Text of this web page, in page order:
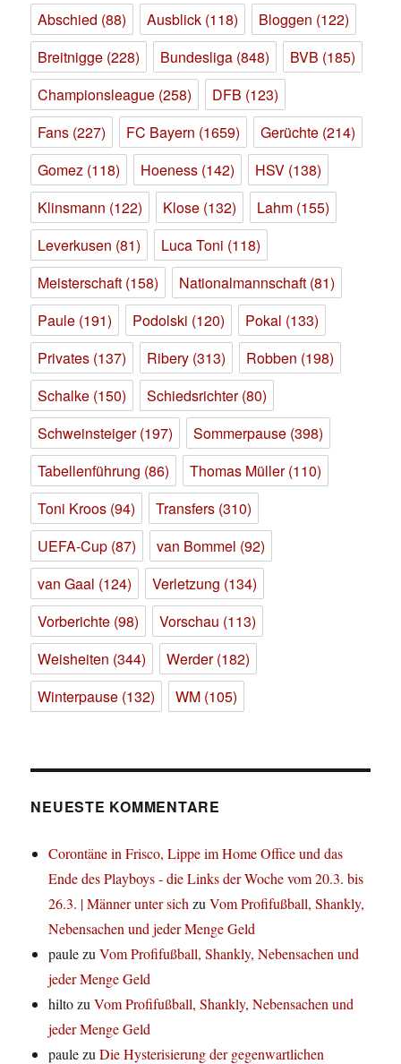
Abschied (88) Ausblick (118) Bloggen (122)
Breitnigge (228) Bundesliga (848) BVB (185)
Championsleague (258) DFB (123)
Fans (227) FC Bayern (1659) Gerüchte (214)
Gomez (118) Hoeness (142) HSV (138)
Klinsmann (122) Klose (132) Lahm (155)
Leverkusen (81) Luca Toni (118)
Meisterschaft (158) Nationalmannschaft (81)
Paule (191) Podolski (120) Pokal (133)
Privates (137) Ribery (313) Robben (198)
Schalke (150) Schiedsrichter(80)
Schweinsteiger(197) Sommerpause (398)
Tabellenführung (86) Thomas Müller(110)
Toni Kroos (94) Transfers (310)
UEFA-Cup (87) van Bommel (92)
van Gaal (124) Verletzung (134)
Vorberichte (98) Vorschau (113)
Weisheiten (344) Werder(182)
Winterpause (132) WM (105)
NEUESTE KOMMENTARE
Corontäne in Frisco, Lippe im Home Office und das
Ende des Playboys - die Links der Woche vom 20.3. bis
26.3. | Männer unter sichzuVom Profifußball, Shankly,
Nebensachen und jeder Menge Geld
paulezuVom Profifußball, Shankly, Nebensachen und
jeder Menge Geld
hiltozuVom Profifußball, Shankly, Nebensachen und
jeder Menge Geld
paulezuDie Hysterisierung der gegenwartlichen